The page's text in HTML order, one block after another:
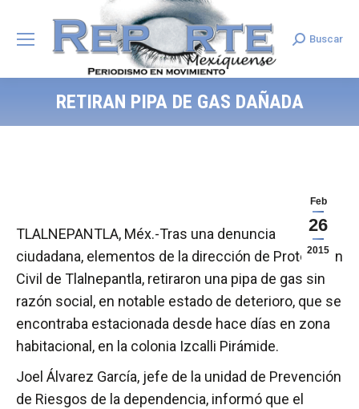
Search:
Buscar
RETIRAN PIPA DE GAS DAÑADA
Feb
26
2015
TLALNEPANTLA, Méx.-Tras una denuncia
ciudadana, elementos de la dirección de Protección
Civil de Tlalnepantla, retiraron una pipa de gas sin
razón social, en notable estado de deterioro, que se
encontraba estacionada desde hace días en zona
habitacional, en la colonia Izcalli Pirámide.
Joel Álvarez García, jefe de la unidad de Prevención
de Riesgos de la dependencia, informó que el